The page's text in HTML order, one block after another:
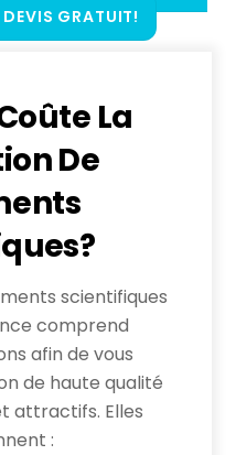
GRATUIT!
La
De
scientifiques
comprend
afin de vous
de haute qualité
attractifs. Elles
: